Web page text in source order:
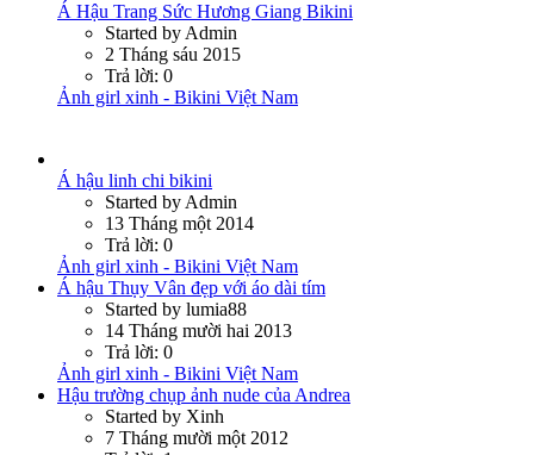
Á Hậu Trang Sức Hương Giang Bikini
Started by Admin
2 Tháng sáu 2015
Trả lời: 0
Ảnh girl xinh - Bikini Việt Nam
Á hậu linh chi bikini
Started by Admin
13 Tháng một 2014
Trả lời: 0
Ảnh girl xinh - Bikini Việt Nam
Á hậu Thụy Vân đẹp với áo dài tím
Started by lumia88
14 Tháng mười hai 2013
Trả lời: 0
Ảnh girl xinh - Bikini Việt Nam
Hậu trường chụp ảnh nude của Andrea
Started by Xinh
7 Tháng mười một 2012